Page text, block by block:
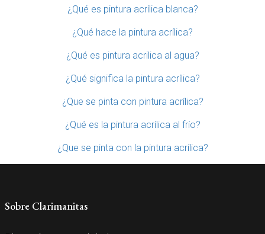
¿Qué es pintura acrílica blanca?
¿Qué hace la pintura acrílica?
¿Qué es pintura acrilica al agua?
¿Qué significa la pintura acrílica?
¿Que se pinta con pintura acrílica?
¿Qué es la pintura acrílica al frío?
¿Que se pinta con la pintura acrílica?
Sobre Clarimanitas